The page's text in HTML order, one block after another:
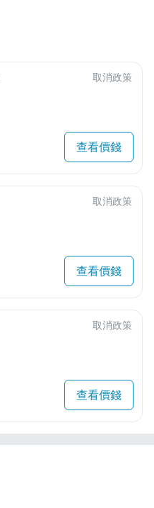
取消政策
查看價錢
取消政策
查看價錢
取消政策
查看價錢